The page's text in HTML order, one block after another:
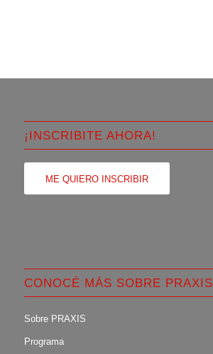
¡INSCRIBITE AHORA!
ME QUIERO INSCRIBIR
CONOCÉ MÁS SOBRE PRAXIS
Sobre PRAXIS
Programa